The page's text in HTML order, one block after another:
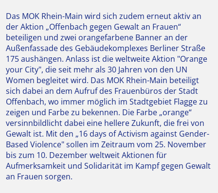
Das MOK Rhein-Main wird sich zudem erneut aktiv an
der Aktion „Offenbach gegen Gewalt an Frauen“
beteiligen und zwei orangefarbene Banner an der
Außenfassade des Gebäudekomplexes Berliner Straße
175 aushängen. Anlass ist die weltweite Aktion "Orange
your City", die seit mehr als 30 Jahren von den UN
Women begleitet wird. Das MOK Rhein-Main beteiligt
sich dabei an dem Aufruf des Frauenbüros der Stadt
Offenbach, wo immer möglich im Stadtgebiet Flagge zu
zeigen und Farbe zu bekennen. Die Farbe „orange“
versinnbildlicht dabei eine hellere Zukunft, die frei von
Gewalt ist. Mit den „16 days of Activism against Gender-
Based Violence" sollen im Zeitraum vom 25. November
bis zum 10. Dezember weltweit Aktionen für
Aufmerksamkeit und Solidarität im Kampf gegen Gewalt
an Frauen sorgen.